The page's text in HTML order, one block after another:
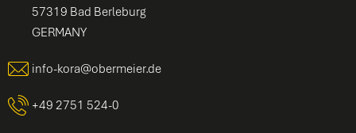
57319 Bad Berleburg
GERMANY
info-kora@obermeier.de
+49 2751 524-0